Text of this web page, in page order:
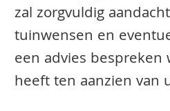
zal zorgvuldig
tuinwensen en
een advies bespreken
heeft ten aanzien van